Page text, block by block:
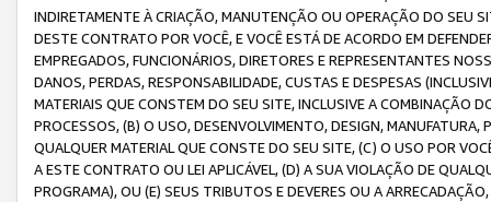
INDIRETAMENTE À CRIAÇÃO, MANUTENÇÃO OU OPERAÇÃO DO SEU
DESTE CONTRATO POR VOCÊ, E VOCÊ ESTÁ DE ACORDO EM
EMPREGADOS, FUNCIONÁRIOS, DIRETORES E REPRESENTANTES
DANOS, PERDAS, RESPONSABILIDADE, CUSTAS E DESPESAS
MATERIAIS QUE CONSTEM DO SEU SITE, INCLUSIVE A COMBINAÇÃO
PROCESSOS, (B) O USO, DESENVOLVIMENTO, DESIGN,
QUALQUER MATERIAL QUE CONSTE DO SEU SITE, (C) O USO POR
A ESTE CONTRATO OU LEI APLICÁVEL, (D) A SUA VIOLAÇÃO DE
PROGRAMA), OU (E) SEUS TRIBUTOS E DEVERES OU A